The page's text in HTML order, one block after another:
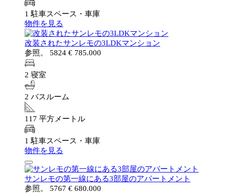
1 駐車スペース・車庫
物件を見る
改装されたサンレモの3LDKマンション
参照。 5824 € 785.000
2 寝室
2 バスルーム
117 平方メートル
1 駐車スペース・車庫
物件を見る
サンレモの第一線にある3部屋のアパートメント
参照。 5767 € 680.000